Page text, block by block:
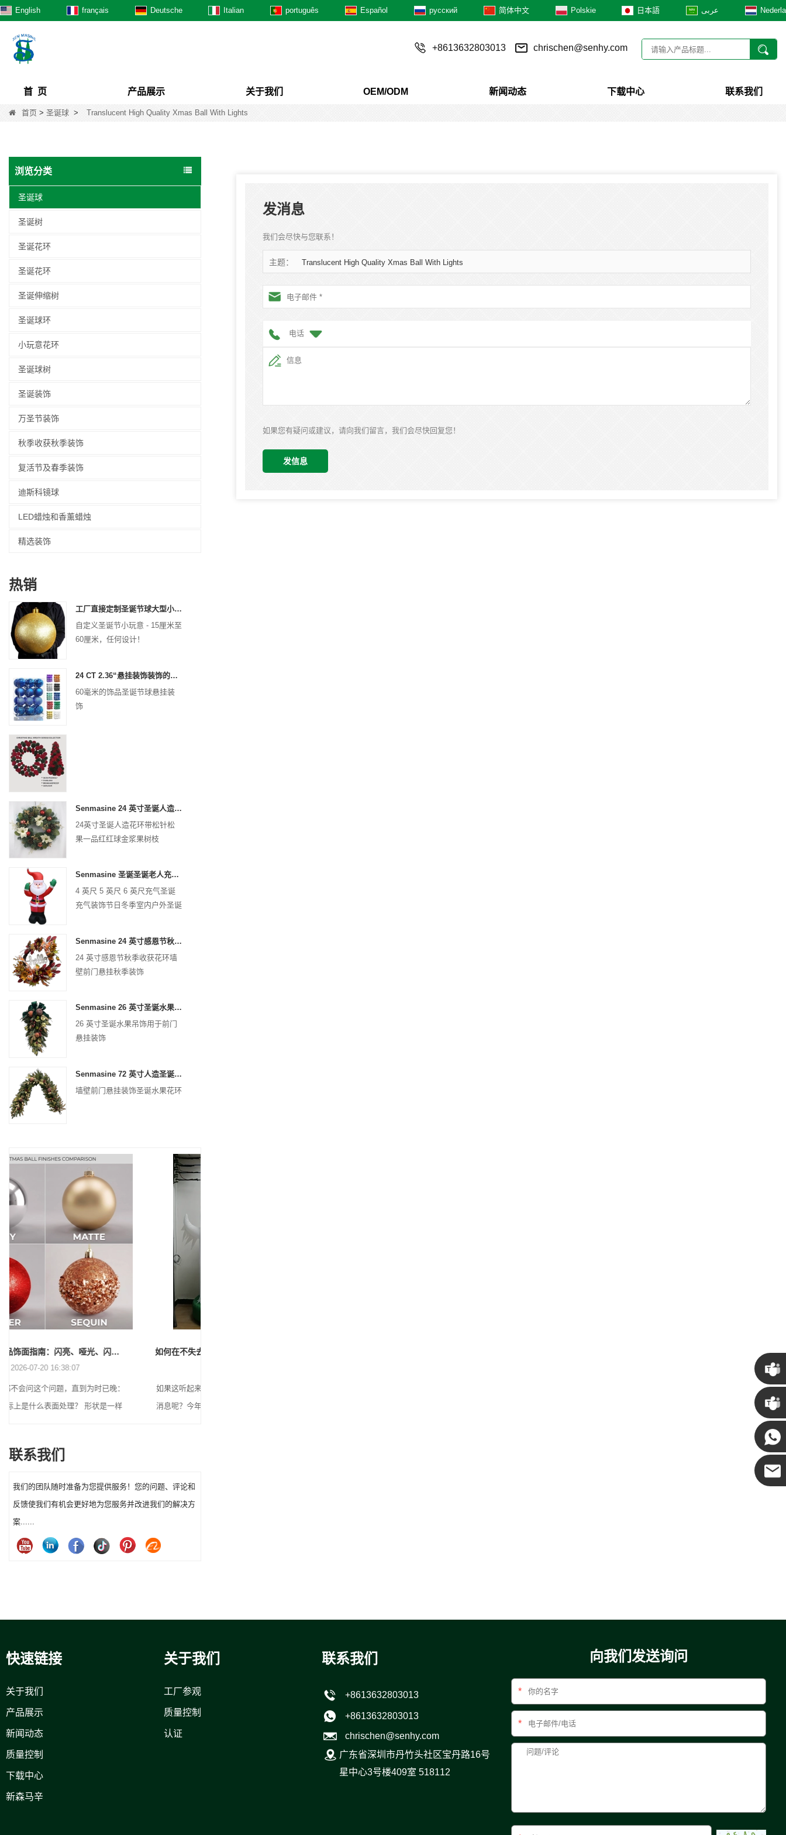
English français Deutsche Italian português Español русский 简体中文 Polskie 日本語 عربى
+8613632803013 chrischen@senhy.com
首 页 产品展示 关于我们 OEM/ODM 新闻动态 下载中心 联系我们
首页 > 圣诞球 > Translucent High Quality Xmas Ball With Lights
浏览分类
圣诞球
圣诞树
圣诞花环
圣诞花环
圣诞伸缩树
圣诞球环
小玩意花环
圣诞球树
圣诞装饰
万圣节装饰
秋季收获秋季装饰
复活节及春季装饰
迪斯科镜球
LED蜡烛和香薰蜡烛
精选装饰
热销
工厂直接定制圣诞节球大型小玩意15厘米-60厘米的XMAS徽标球
自定义圣诞节小玩意 - 15厘米至
60厘米，任何设计！
24 CT 2.36“悬挂装饰装饰的圣诞节塑料球圣诞节防碎球节日聚会装饰
60毫米的饰品圣诞节球悬挂装
饰
Senmasine 24 英寸圣诞人造花环带松针松果一品红红球金浆果树枝
24英寸圣诞人造花环带松针松
果一品红红球金浆果树枝
Senmasine 圣诞圣诞老人充气充气圣诞充气装饰节日冬季室内户外
4 英尺 5 英尺 6 英尺充气圣诞
充气装饰节日冬季室内户外圣诞
Senmasine 24 英寸感恩节秋收花环带 Hel​​lo 标志秋收叶子向日葵南瓜图案蝴蝶结
24 英寸感恩节秋季收获花环墙
壁前门悬挂秋季装饰
Senmasine 26 英寸圣诞水果礼品带丝带蝴蝶结人造 PVC 树枝叶子
26 英寸圣诞水果吊饰用于前门
悬挂装饰
Senmasine 72 英寸人造圣诞水果花环，适用于楼梯壁炉悬挂装饰
墙壁前门悬挂装饰圣诞水果花环
：
样
安
如何在不失去理智（或周末）的情况下装饰万圣节
如果这听起来很熟悉，那么您并不孤单。那么好
消息呢？今年，您不需要成为工艺天才或花一大
联系我们
我们的团队随时准备为您提供服务！您的问题、评论和
反馈使我们有机会更好地为您服务并改进我们的解决方
案......
发消息
我们会尽快与您联系！
主题： Translucent High Quality Xmas Ball With Lights
电话
如果您有疑问或建议，请向我们留言，我们会尽快回复您！
发信息
快速链接
关于我们
产品展示
新闻动态
质量控制
下载中心
新森马辛
关于我们
工厂参观
质量控制
认证
联系我们
+8613632803013
+8613632803013
chrischen@senhy.com
广东省深圳市丹竹头社区宝丹路16号
星中心3号楼409室 518112
向我们发送询问
*
*
克里斯
· 肯尼 ·